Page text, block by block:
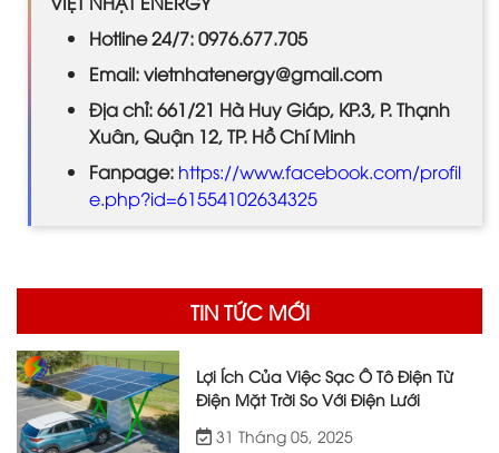
Hotline 24/7: 0976.677.705
Email: vietnhatenergy@gmail.com
Địa chỉ: 661/21 Hà Huy Giáp, KP.3, P. Thạnh
Xuân, Quận 12, TP. Hồ Chí Minh
Fanpage: https://www.facebook.com/profil
e.php?id=61554102634325
TIN TỨC MỚI
Lợi Ích Của Việc Sạc Ô Tô Điện Từ
Điện Mặt Trời So Với Điện Lưới
31 Tháng 05, 2025